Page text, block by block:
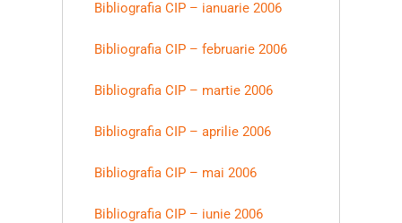
Bibliografia CIP – ianuarie 2006
Bibliografia CIP – februarie 2006
Bibliografia CIP – martie 2006
Bibliografia CIP – aprilie 2006
Bibliografia CIP – mai 2006
Bibliografia CIP – iunie 2006